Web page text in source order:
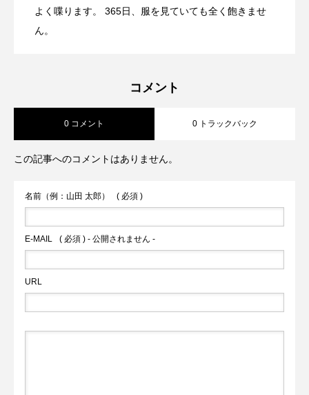
よく喋ります。 365日、服を見ていても全く飽きませ
ん。
コメント
0 コメント 0 トラックバック
この記事へのコメントはありません。
名前（例：山田 太郎） ( 必須 )
E-MAIL ( 必須 ) - 公開されません -
URL